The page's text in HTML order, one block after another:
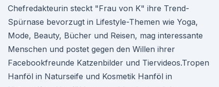
Chefredakteurin steckt "Frau von K" ihre Trend-
Spürnase bevorzugt in Lifestyle-Themen wie Yoga,
Mode, Beauty, Bücher und Reisen, mag interessante
Menschen und postet gegen den Willen ihrer
Facebookfreunde Katzenbilder und Tiervideos.Tropen
Hanföl in Naturseife und Kosmetik Hanföl in